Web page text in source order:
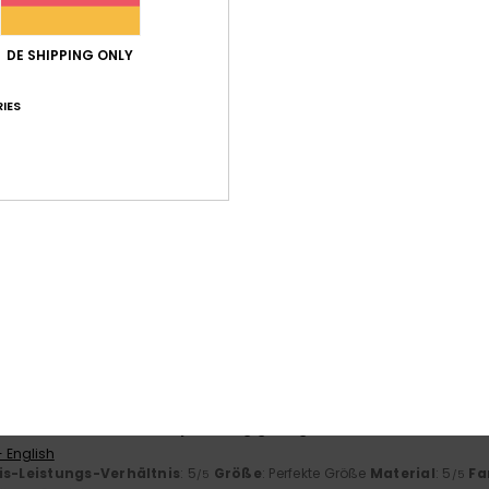
Leistungs-Verhältnis
English
Leistungs-Verhältnis: 5/5 Größe: Perfekte Größe Material: 5 /5
DE SHIPPING ONLY